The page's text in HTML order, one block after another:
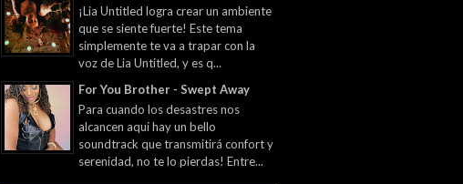
¡Lia Untitled logra crear un ambiente
que se siente fuerte! Este tema
simplemente te va a trapar con la
voz de Lia Untitled, y es q...
For You Brother - Swept Away
Para cuando los desastres nos
alcancen aquí hay un bello
soundtrack que transmitirá confort y
serenidad, no te lo pierdas! Entre...